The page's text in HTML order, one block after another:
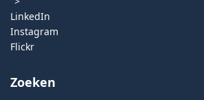
LinkedIn
Instagram
Flickr
Zoeken